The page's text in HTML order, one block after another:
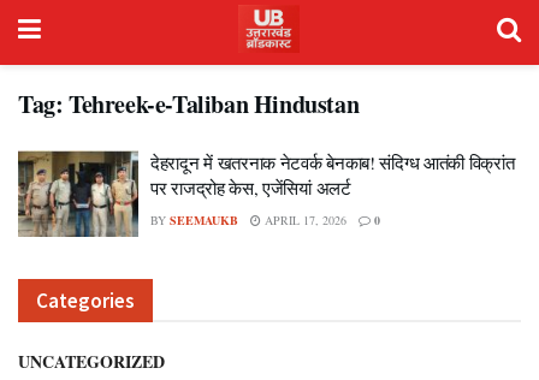
Tag: Tehreek-e-Taliban Hindustan
देहरादून में खतरनाक नेटवर्क बेनकाब! संदिग्ध आतंकी विक्रांत
पर राजद्रोह केस, एजेंसियां अलर्ट
BY SEEMAUKB APRIL 17, 2026 0
Categories
UNCATEGORIZED